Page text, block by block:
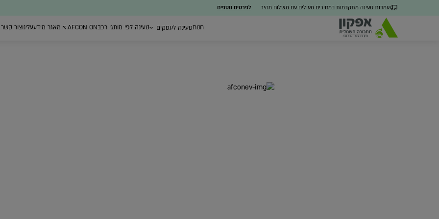
עמדות טעינה מתקדמות במחירים מעולים עם משלוח מהיר לפרטים נוספים
חנותטעינה לעסקים טעינה לפי מותגי רכבAFCON ON מאגר מידעעלינוצור קשר